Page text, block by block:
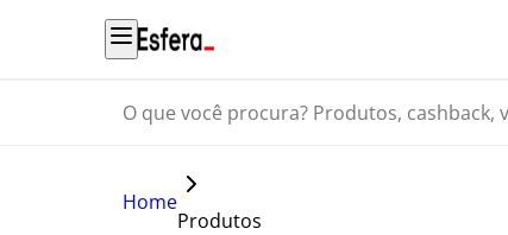
O que você procura? Produtos, cashback, viagens...
Home
Produtos